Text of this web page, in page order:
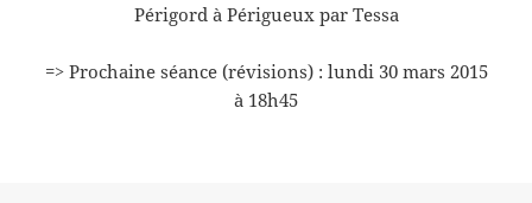
Périgord à Périgueux par Tessa
=> Prochaine séance (révisions) : lundi 30 mars 2015
à 18h45